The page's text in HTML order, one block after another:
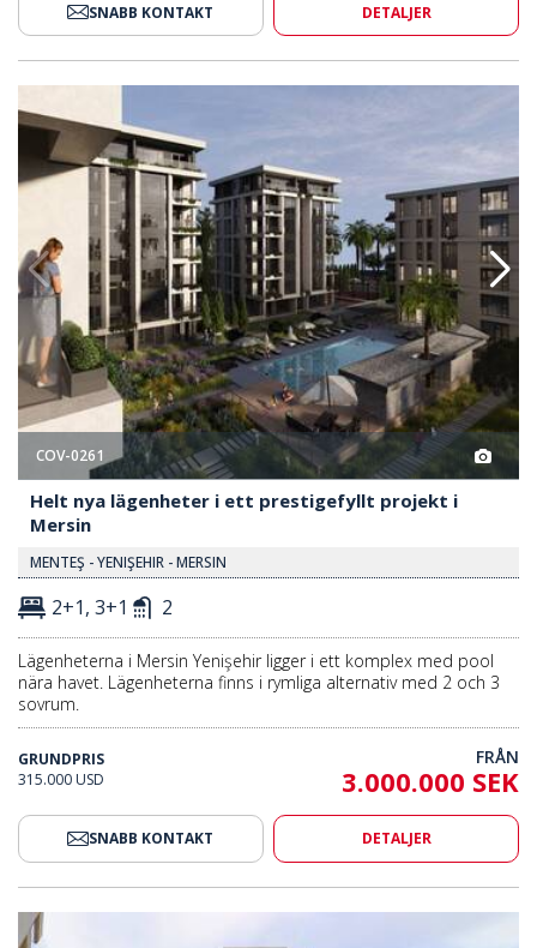
SNABB KONTAKT DETALJER
COV-0261
Helt nya lägenheter i ett prestigefyllt projekt i
Mersin
MENTEŞ - YENIŞEHIR - MERSIN
2+1, 3+1 2
Lägenheterna i Mersin Yenişehir ligger i ett komplex med pool
nära havet. Lägenheterna finns i rymliga alternativ med 2 och 3
sovrum.
GRUNDPRIS
315.000 USD
FRÅN
3.000.000 SEK
SNABB KONTAKT DETALJER
Läge I Mersin Yenisehir 2